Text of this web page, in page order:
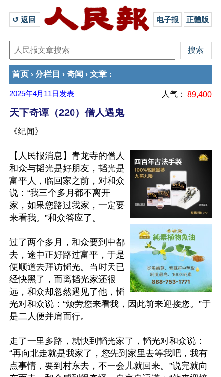
↺ 返回 电子报 正體版
首页 › 分栏目 › 奇闻 › 文章 ：
2025年4月11日 发表 人气： 89,400
天下奇谭（220）僧人遇鬼
《纪闻》
【人民报消息】青龙寺的僧人
和众与韬光是好朋友，韬光是
富平人，临回家之前，对和众
说：“我三个多月都不离开
家，如果您路过我家，一定要
来看我。”和众答应了。
过了两个多月，和众要到中都
去，途中正好路过富平，于是
便顺道去拜访韬光。当时天已
经快黑了，而离韬光家还很
远，和众却忽然遇见了他，韬
光对和众说：“烦劳您来看我，因此前来迎接您。”于
是二人便并肩而行。
走了一里多路，就快到韬光家了，韬光对和众说：
“再向北走就是我家了，您先到家里去等我吧，我有
点事情，要到村东去，不一会儿就回来。”说完就向